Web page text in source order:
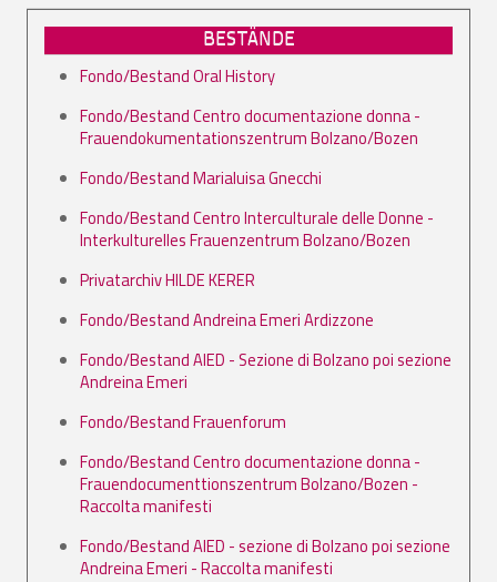
BESTÄNDE
Fondo/Bestand Oral History
Fondo/Bestand Centro documentazione donna -
Frauendokumentationszentrum Bolzano/Bozen
Fondo/Bestand Marialuisa Gnecchi
Fondo/Bestand Centro Interculturale delle Donne -
Interkulturelles Frauenzentrum Bolzano/Bozen
Privatarchiv HILDE KERER
Fondo/Bestand Andreina Emeri Ardizzone
Fondo/Bestand AIED - Sezione di Bolzano poi sezione
Andreina Emeri
Fondo/Bestand Frauenforum
Fondo/Bestand Centro documentazione donna -
Frauendocumenttionszentrum Bolzano/Bozen -
Raccolta manifesti
Fondo/Bestand AIED - sezione di Bolzano poi sezione
Andreina Emeri - Raccolta manifesti